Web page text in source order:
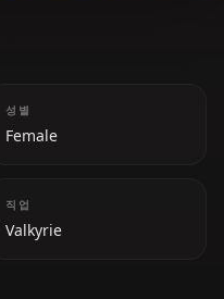
성별
Female
직업
Valkyrie